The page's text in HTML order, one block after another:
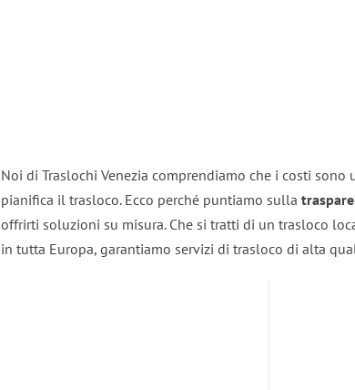
Noi di Traslochi Venezia comprendiamo che i costi
pianifica il trasloco. Ecco perché puntiamo sulla
offrirti soluzioni su misura. Che si tratti di un trasloco
in tutta Europa, garantiamo servizi di trasloco di alta